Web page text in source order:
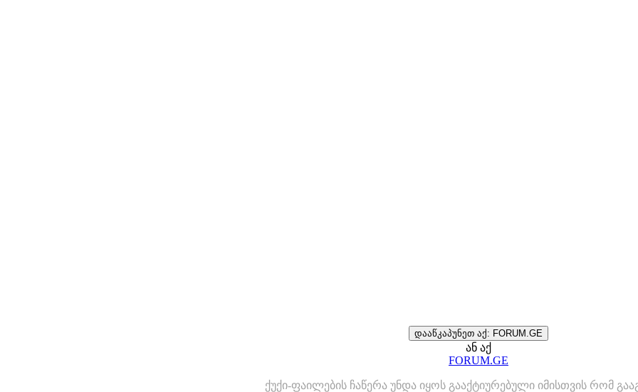
დააწკაპუნეთ აქ: FORUM.GE
ან აქ
FORUM.GE
ქუქი-ფაილების ჩაწერა უნდა იყოს გააქტიურებული იმისთვის რომ